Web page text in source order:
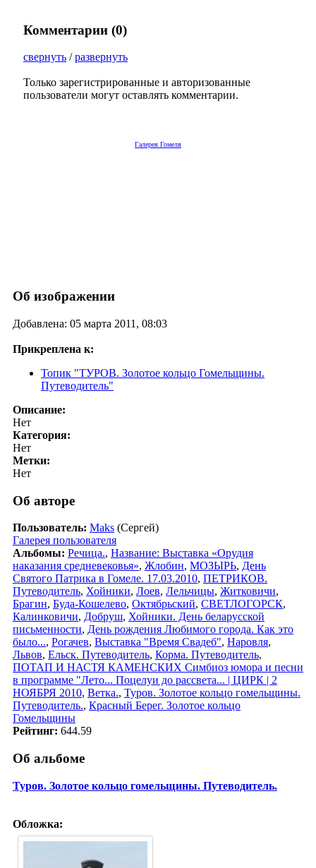
Комментарии (0)
свернуть /развернуть
Только зарегистрированные и авторизованные
пользователи могут оставлять комментарии.
Галерея Гомеля
Об изображении
Добавлена: 05 марта 2011, 08:03
Прикреплена к:
Топик "ТУРОВ. Золотое кольцо Гомельщины.
Путеводитель"
Описание:
Нет
Категория:
Нет
Метки:
Нет
Об авторе
Пользователь: Maks (Сергей)
Галерея пользователя
Альбомы: Речица., Название: Выставка «Орудия
наказания средневековья», Жлобин, МОЗЫРЬ, День
Святого Патрика в Гомеле. 17.03.2010, ПЕТРИКОВ.
Путеводитель, Хойники, Лоев, Лельчицы, Житковичи,
Брагин, Буда-Кошелево, Октябрьский, СВЕТЛОГОРСК,
Калинковичи, Добруш, Хойники. День беларусской
письменности, День рождения Любимого города. Как это
было..., Рогачев, Выставка "Время Свадеб", Наровля,
Львов, Ельск. Путеводитель, Корма. Путеводитель,
ПОТАП И НАСТЯ КАМЕНСКИХ Симбиоз юмора и песни
в программе "Лето... Поцелуи до рассвета... | ЦИРК | 2
НОЯБРЯ 2010, Ветка., Туров. Золотое кольцо гомельщины.
Путеводитель., Красный Берег. Золотое кольцо
Гомельщины
Рейтинг: 644.59
Об альбоме
Туров. Золотое кольцо гомельщины. Путеводитель.
Обложка: